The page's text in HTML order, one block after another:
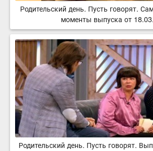
Родительский день. Пусть говорят.
моменты выпуска от
Родительский день. Пусть говорят.